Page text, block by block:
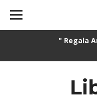
" Regala